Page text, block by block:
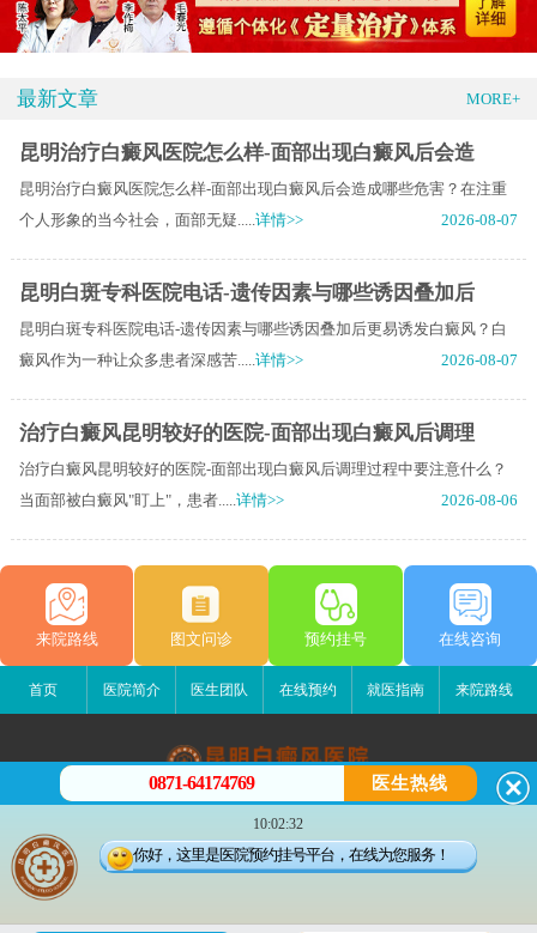
最新文章 MORE+
昆明治疗白癜风医院怎么样-面部出现白癜风后会造
昆明治疗白癜风医院怎么样-面部出现白癜风后会造成哪些危害？在注重
个人形象的当今社会，面部无疑.....详情>> 2026-08-07
昆明白斑专科医院电话-遗传因素与哪些诱因叠加后
昆明白斑专科医院电话-遗传因素与哪些诱因叠加后更易诱发白癜风？白
癜风作为一种让众多患者深感苦.....详情>> 2026-08-07
治疗白癜风昆明较好的医院-面部出现白癜风后调理
治疗白癜风昆明较好的医院-面部出现白癜风后调理过程中要注意什么？
当面部被白癜风"盯上"，患者.....详情>> 2026-08-06
来院路线 图文问诊 预约挂号 在线咨询
首页 医院简介 医生团队 在线预约 就医指南 来院路线
昆明白癜风医院
昆明市五华区护国路2号
版权所有：昆明白癜风医院
滇公安备 53010202000563号
0871-64174769 医生热线
10:02:32
你好，这里是医院预约挂号平台，在线为您服务！